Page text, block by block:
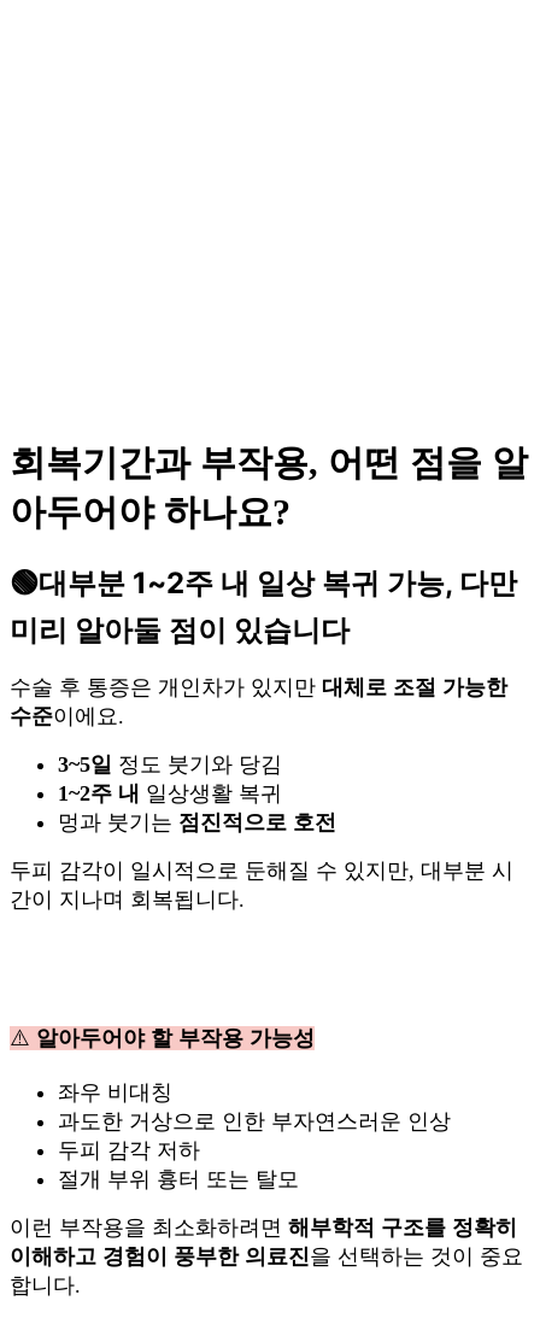
회복기간과 부작용, 어떤 점을 알
아두어야 하나요?
🟢대부분 1~2주 내 일상 복귀 가능, 다만
미리 알아둘 점이 있습니다
수술 후 통증은 개인차가 있지만 대체로 조절 가능한
수준이에요.
3~5일 정도 붓기와 당김
1~2주 내 일상생활 복귀
멍과 붓기는 점진적으로 호전
두피 감각이 일시적으로 둔해질 수 있지만, 대부분 시
간이 지나며 회복됩니다.
⚠️ 알아두어야 할 부작용 가능성
좌우 비대칭
과도한 거상으로 인한 부자연스러운 인상
두피 감각 저하
절개 부위 흉터 또는 탈모
이런 부작용을 최소화하려면 해부학적 구조를 정확히
이해하고 경험이 풍부한 의료진을 선택하는 것이 중요
합니다.